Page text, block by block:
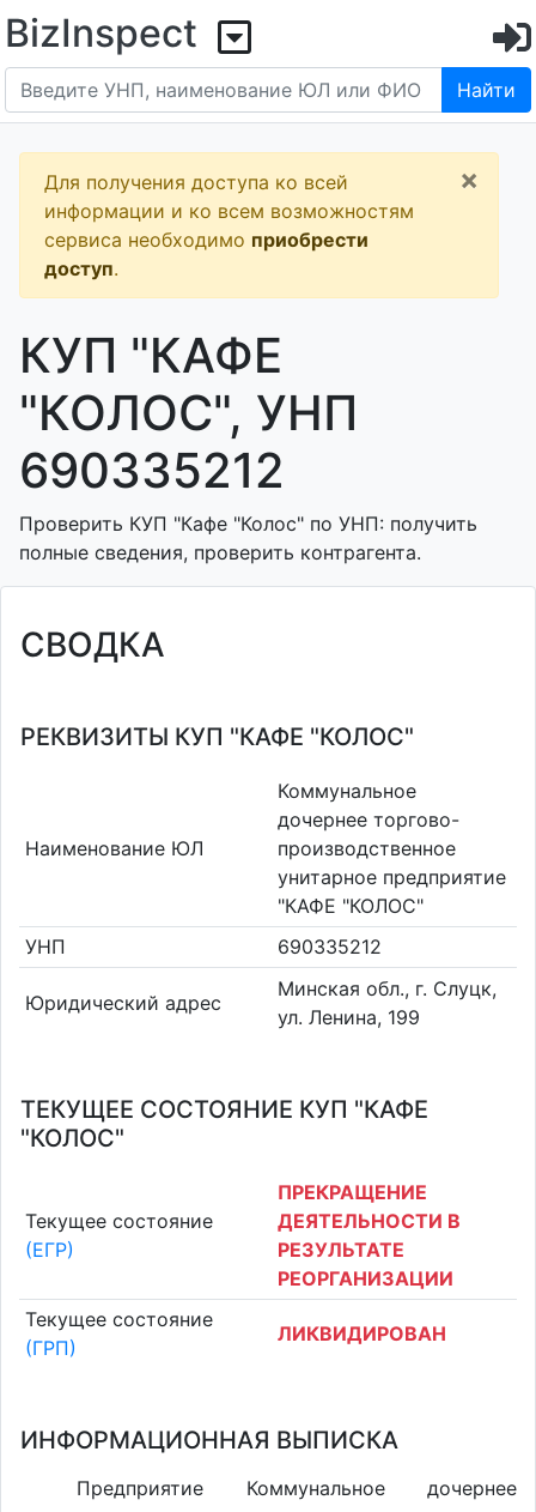
BizInspect
Найти
Для получения доступа ко всей
информации и ко всем возможностям
сервиса необходимо приобрести
доступ.
×
КУП "КАФЕ
"КОЛОС", УНП
690335212
Проверить КУП "Кафе "Колос" по УНП: получить
полные сведения, проверить контрагента.
СВОДКА
РЕКВИЗИТЫ КУП "КАФЕ "КОЛОС"
Наименование ЮЛ
Коммунальное
дочернее торгово-
производственное
унитарное предприятие
"КАФЕ "КОЛОС"
УНП
690335212
Юридический адрес
Минская обл., г. Слуцк,
ул. Ленина, 199
ТЕКУЩЕЕ СОСТОЯНИЕ КУП "КАФЕ
"КОЛОС"
Текущее состояние
(ЕГР)
ПРЕКРАЩЕНИЕ
ДЕЯТЕЛЬНОСТИ В
РЕЗУЛЬТАТЕ
РЕОРГАНИЗАЦИИ
Текущее состояние
(ГРП)
ЛИКВИДИРОВАН
ИНФОРМАЦИОННАЯ ВЫПИСКА
Предприятие Коммунальное дочернее